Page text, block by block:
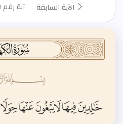
الآية السابقة آية رقم 108